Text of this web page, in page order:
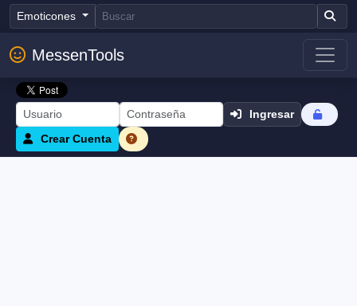
Emoticones
MessenTools
Ingresar
Crear Cuenta